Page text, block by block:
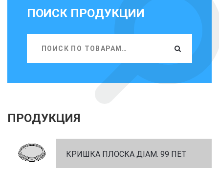
ПОИСК ПРОДУКЦИИ
ПРОДУКЦИЯ
КРИШКА ПЛОСКА ДІАМ. 99 ПЕТ